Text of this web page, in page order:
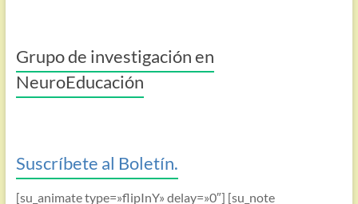
Grupo de investigación en
NeuroEducación
Suscríbete al Boletín.
[su_animate type=»flipInY» delay=»0″] [su_note